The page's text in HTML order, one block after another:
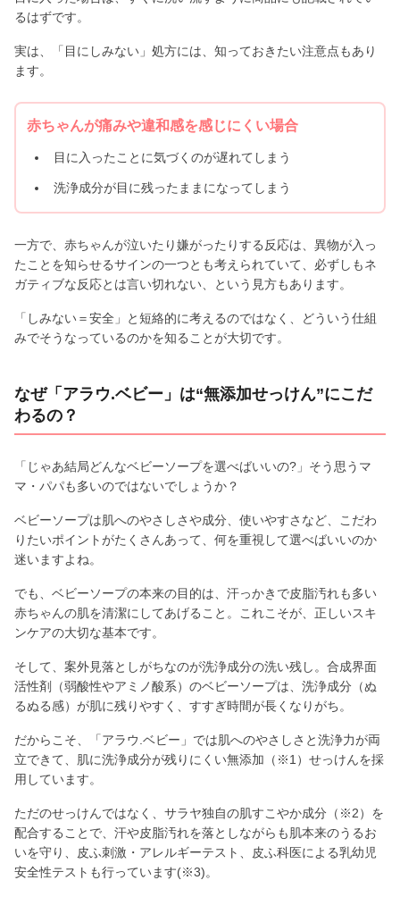
るはずです。
実は、「目にしみない」処方には、知っておきたい注意点もあり
ます。
赤ちゃんが痛みや違和感を感じにくい場合
目に入ったことに気づくのが遅れてしまう
洗浄成分が目に残ったままになってしまう
一方で、赤ちゃんが泣いたり嫌がったりする反応は、異物が入っ
たことを知らせるサインの一つとも考えられていて、必ずしもネ
ガティブな反応とは言い切れない、という見方もあります。
「しみない＝安全」と短絡的に考えるのではなく、どういう仕組
みでそうなっているのかを知ることが大切です。
なぜ「アラウ.ベビー」は“無添加せっけん”にこだ
わるの？
「じゃあ結局どんなベビーソープを選べばいいの?」そう思うマ
マ・パパも多いのではないでしょうか？
ベビーソープは肌へのやさしさや成分、使いやすさなど、こだわ
りたいポイントがたくさんあって、何を重視して選べばいいのか
迷いますよね。
でも、ベビーソープの本来の目的は、汗っかきで皮脂汚れも多い
赤ちゃんの肌を清潔にしてあげること。これこそが、正しいスキ
ンケアの大切な基本です。
そして、案外見落としがちなのが洗浄成分の洗い残し。合成界面
活性剤（弱酸性やアミノ酸系）のベビーソープは、洗浄成分（ぬ
るぬる感）が肌に残りやすく、すすぎ時間が長くなりがち。
だからこそ、「アラウ.ベビー」では肌へのやさしさと洗浄力が両
立できて、肌に洗浄成分が残りにくい無添加（※1）せっけんを採
用しています。
ただのせっけんではなく、サラヤ独自の肌すこやか成分（※2）を
配合することで、汗や皮脂汚れを落としながらも肌本来のうるお
いを守り、皮ふ刺激・アレルギーテスト、皮ふ科医による乳幼児
安全性テストも行っています(※3)。